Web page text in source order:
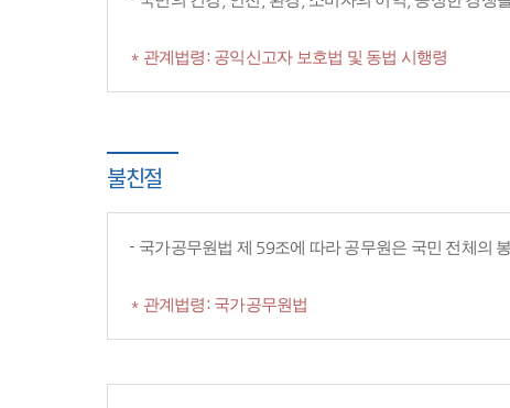
* 관계법령: 공익신고자 보호법 및 동법 시행령
불친절
국가공무원법 제 59조에 따라 공무원은 국민 전체의
* 관계법령: 국가공무원법